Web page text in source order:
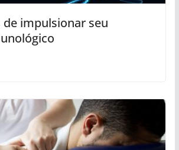
de impulsionar seu